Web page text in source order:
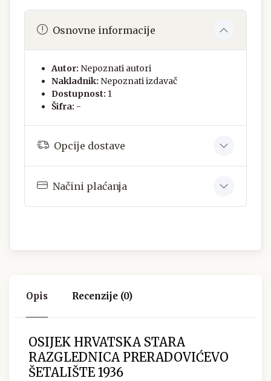
Osnovne informacije
Autor: Nepoznati autori
Nakladnik: Nepoznati izdavač
Dostupnost: 1
Šifra: -
Opcije dostave
Načini plaćanja
Opis Recenzije (0)
OSIJEK HRVATSKA STARA
RAZGLEDNICA PRERADOVIĆEVO
ŠETALIŠTE 1936